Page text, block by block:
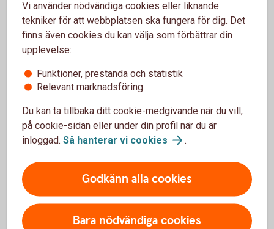
legitimation
Om du ska ansöka om eller förnya ditt fysiska ID-
kort så gör du det hos Skatteverket. Läs mer om hur
Ansök om ID-kort som legitimation
Legitimera dig på mobilen eller
datorn – skaffa e-legitimation
Vi använder nödvändiga cookies eller liknande
tekniker för att webbplatsen ska fungera för dig. Det
finns även cookies du kan välja som förbättrar din
upplevelse:
Funktioner, prestanda och statistik
Relevant marknadsföring
Du kan ta tillbaka ditt cookie-medgivande när du vill,
på cookie-sidan eller under din profil när du är
inloggad. Så hanterar vi cookies .
Godkänn alla cookies
Bara nödvändiga cookies